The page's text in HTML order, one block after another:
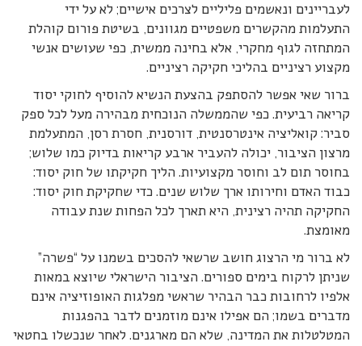
לעבריינים ונאשמים פליליים לצרכים אישיים; לא על ידי
התעלמות מהקשרים משפטיים מגוונים, בשיטת פורום קוהלת
המתחזה לגוף מחקרי, אלא בחינה ממשית, כפי שעושים אנשי
מקצוע רציניים בהליכי חקיקה רציניים.
ברור שאי אפשר להסתפק בהצעת הנשיא להוסיף לחוקי יסוד
קריאה רביעית. כפי שהממשלה הנוכחית מבהירה מעל לכל ספק
סביר: קואליציה אינטרסנטית, דורסנית, חסרת רסן, המתעלמת
מרצון הציבור, יכולה להעביר ארבע קריאות בדיוק כמו שלוש;
בחוסר תום לב וחוסר מקצועיות. הליך חקיקתו של חוק יסוד:
כבוד האדם וחירותו ארך שלוש שנים. כדי שחקיקת חוק יסוד:
החקיקה תהיה רצינית, היא תארך לכל הפחות שנת עבודה
מאומצת.
לא ברור מי הרצוג חושב שרשאי להסכים בשמנו על “פשרה”
שניתן לרקוח בימים ספורים. הציבור הישראלי שיוצא במאות
אלפיו לרחובות כבר הבהיר שראשי מפלגות האופוזיציה אינם
מדברים בשמו; הם אפילו אינם מוזמנים לדבר בהפגנות
המטלטלות את המדינה, שלא הם מארגנים. לאחר שנכשלו בחטאי